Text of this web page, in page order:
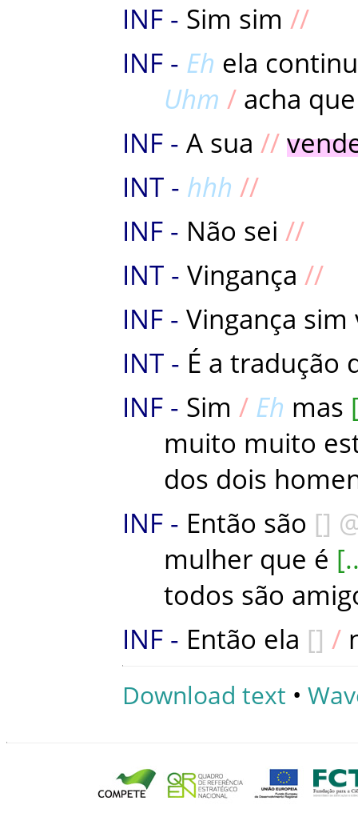
Sim sim
Eh ela
Uhm
acha que
A sua
hhh
Não sei
Vingança
Vingança sim
É a tradução
Sim
Eh mas
muito muito
dos dois
Então são
mulher que é
todos são
Então ela
Download text •